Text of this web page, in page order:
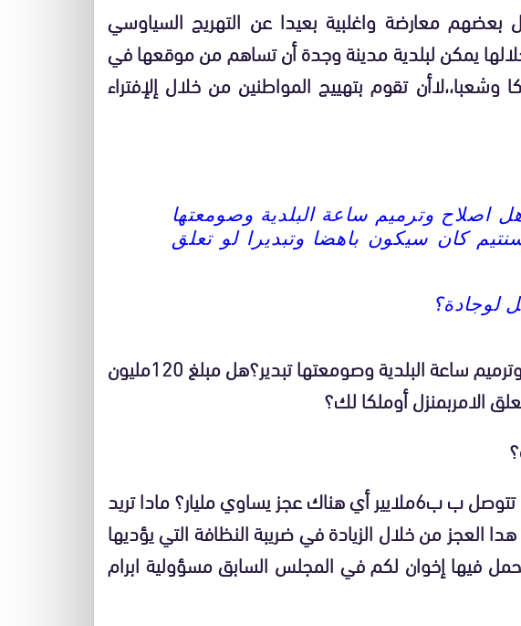
بعضهم معارضة واغلبية بعيدا عن التهريج السياوسي
يمكن لبلدية مدينة وجدة أن تساهم من موقعها في
وشعبا،،لاأن تقوم بتهييج المواطنين من خلال إلإفتراء
اصلاح وترميم ساعة البلدية وصومعتها
120مليون سنتيم كان سيكون باهضا وتبديرا لو تعلق
لوجادة؟
أسألك الله السي عثماني هل اصلاح وترميم ساعة البلدية وصومعتها تبدير؟هل مبلغ 120مليون
الامربمنزل أوملكا لك؟
ـ مداخل ضريبة النظافة 5ملايير وسيتا تتوصل ب ب6ملايير أي هناك عجز يساوي مليار؟ مادا تريد
العجز من خلال الزيادة في ضريبة النظافة التي يؤديها
فيها إخوان لكم في المجلس السابق مسؤولية ابرام